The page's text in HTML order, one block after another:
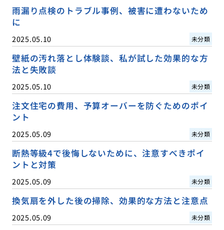
雨漏り点検のトラブル事例、被害に遭わないため
に
2025.05.10 未分類
壁紙の汚れ落とし体験談、私が試した効果的な方
法と失敗談
2025.05.10 未分類
注文住宅の費用、予算オーバーを防ぐためのポイ
ント
2025.05.09 未分類
断熱等級4で後悔しないために、注意すべきポイ
ントと対策
2025.05.09 未分類
換気扇を外した後の掃除、効果的な方法と注意点
2025.05.09 未分類